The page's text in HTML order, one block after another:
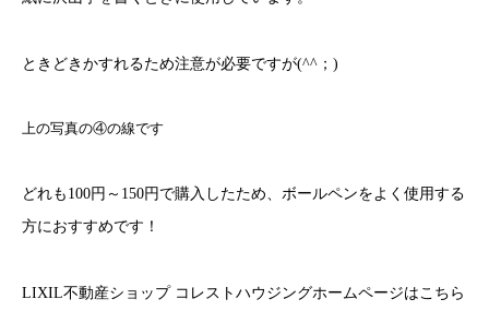
ときどきかすれるため注意が必要ですが(^^；)
上の写真の④の線です
どれも100円～150円で購入したため、ボールペンをよく使用する
方におすすめです！
LIXIL不動産ショップ コレストハウジングホームページはこちら